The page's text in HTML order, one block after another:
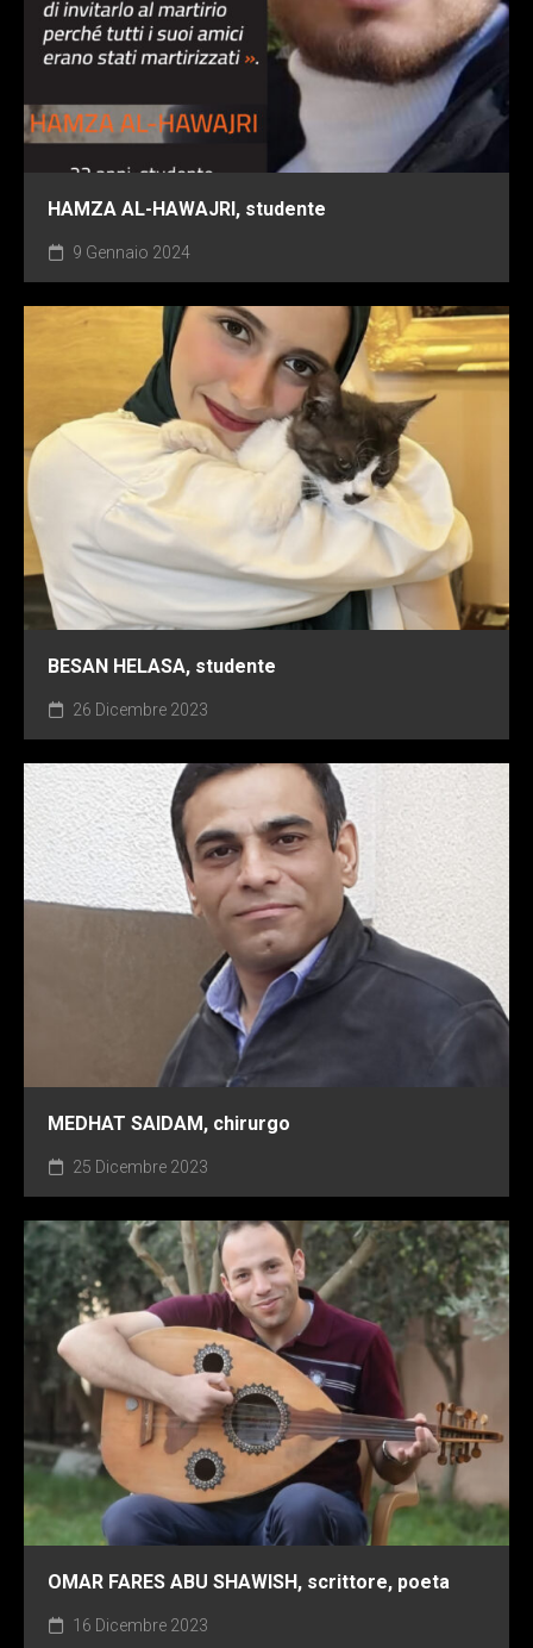
HAMZA AL-HAWAJRI, studente
9 Gennaio 2024
BESAN HELASA, studente
26 Dicembre 2023
MEDHAT SAIDAM, chirurgo
25 Dicembre 2023
OMAR FARES ABU SHAWISH, scrittore, poeta
16 Dicembre 2023